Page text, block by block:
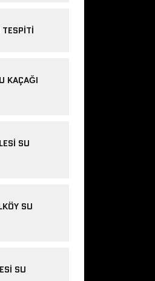
TESPITI
KAÇAĞI
SU
SU
SU